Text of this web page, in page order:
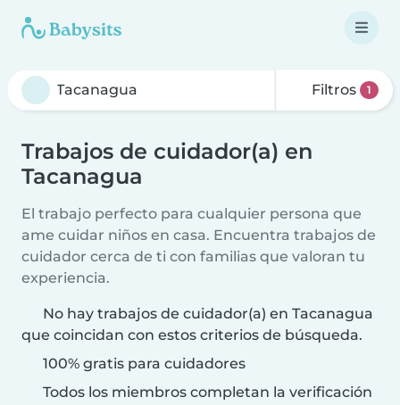
Filtros 1
Trabajos de cuidador(a) en
Tacanagua
El trabajo perfecto para cualquier persona que
ame cuidar niños en casa. Encuentra trabajos de
cuidador cerca de ti con familias que valoran tu
experiencia.
No hay trabajos de cuidador(a) en Tacanagua
que coincidan con estos criterios de búsqueda.
100% gratis para cuidadores
Todos los miembros completan la verificación